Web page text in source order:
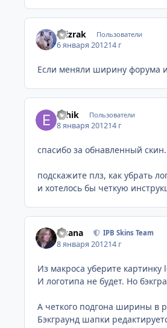
Prizrak Пользователи
6 января 201214 г
Если меняли ширину форума и
Ezhik Пользователи
8 января 201214 г
спасибо за обнавленный скин.
подскажите плз, как убрать
и хотелось бы четкую
Fisana IPB Skins Team
8 января 201214 г
Из макроса уберите картинку
И логотипа не будет. Но
А четкого подгона ширины в
Бэкграунд шапки